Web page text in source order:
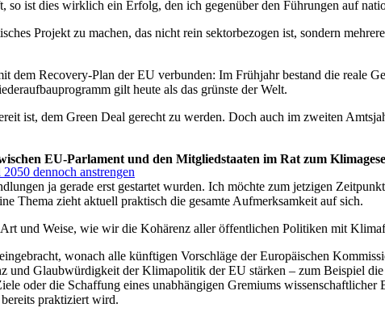
so ist dies wirklich ein Erfolg, den ich gegenüber den Führungen auf
Projekt zu machen, das nicht rein sektorbezogen ist, sondern
dem Recovery-Plan der EU verbunden: Im Frühjahr bestand die reale
gilt heute als das grünste der Welt.
ist, dem Green Deal gerecht zu werden. Doch auch im zweiten
dennoch anstrengen
EU-Parlament und den Mitgliedstaaten im Rat zum
ja gerade erst gestartet wurden. Ich möchte zum jetzigen
Thema zieht aktuell praktisch die gesamte Aufmerksamkeit auf sich.
und Weise, wie wir die Kohärenz aller öffentlichen Politiken mit
wonach alle künftigen Vorschläge der Europäischen
und Glaubwürdigkeit der Klimapolitik der EU stärken – zum Beispiel
oder die Schaffung eines unabhängigen Gremiums
praktiziert wird.